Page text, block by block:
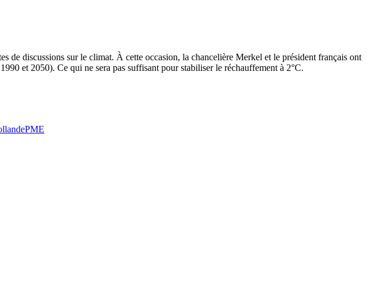
de discussions sur le climat. À cette occasion, la chancelière Merkel et le président français ont
et 2050). Ce qui ne sera pas suffisant pour stabiliser le réchauffement à 2°C.
PME